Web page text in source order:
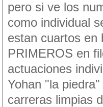
pero si ve los
como individual
estan cuartos en
PRIMEROS en
actuaciones
Yohan "la
carreras limpias